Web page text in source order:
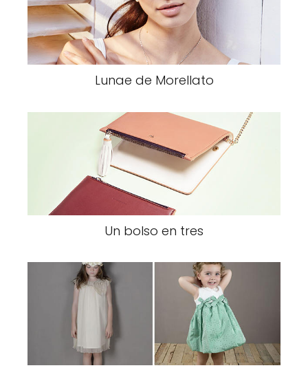
Lunae de Morellato
Un bolso en tres